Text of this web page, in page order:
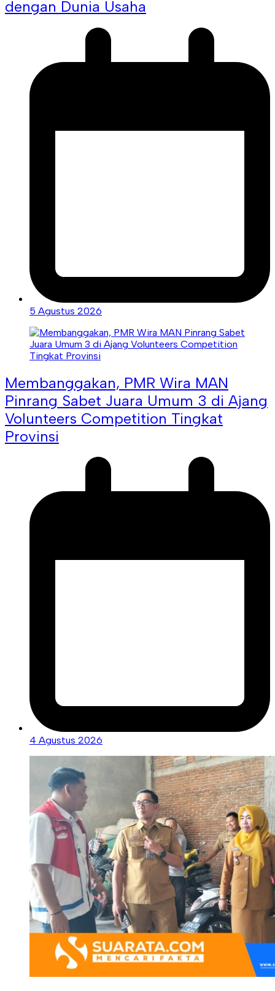
dengan Dunia Usaha
5 Agustus 2026
Membanggakan, PMR Wira MAN
Pinrang Sabet Juara Umum 3 di Ajang
Volunteers Competition Tingkat
Provinsi
4 Agustus 2026